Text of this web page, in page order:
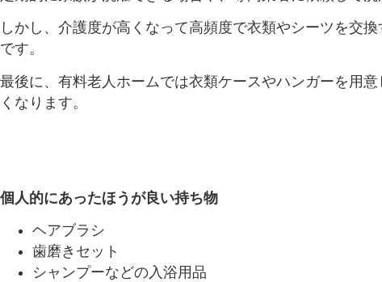
しかし、介護度が高くなって高頻度で衣類やシーツを交
です。
最後に、有料老人ホームでは衣類ケースやハンガーを用
くなります。
個人的にあったほうが良い持ち物
ヘアブラシ
歯磨きセット
シャンプーなどの入浴用品